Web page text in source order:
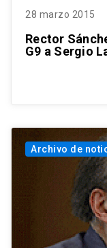
28 marzo 2015
Rector
G9 a Sergio
Archivo de